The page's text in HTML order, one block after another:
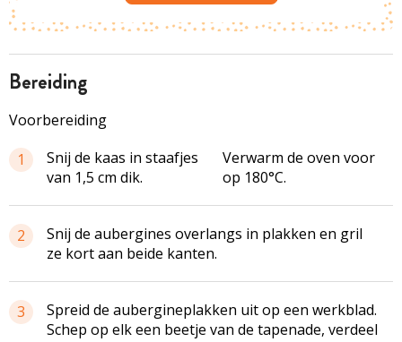
bereiding
Voorbereiding
1
Snij de kaas in staafjes
van 1,5 cm dik.
Verwarm de oven voor
op 180°C.
2
Snij de aubergines overlangs in plakken en gril
ze kort aan beide kanten.
3
Spreid de aubergineplakken uit op een werkblad.
Schep op elk een beetje van de tapenade, verdeel